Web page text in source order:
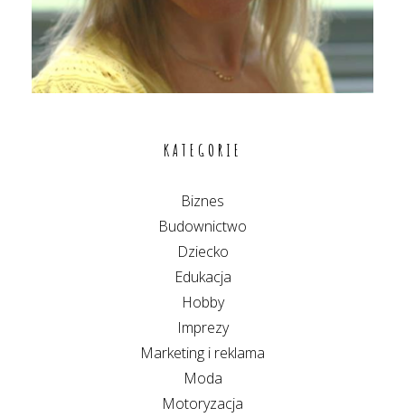
KATEGORIE
Biznes
Budownictwo
Dziecko
Edukacja
Hobby
Imprezy
Marketing i reklama
Moda
Motoryzacja